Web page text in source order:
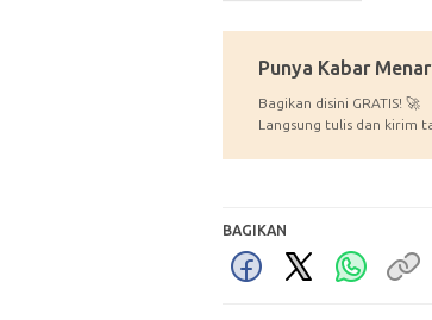
Punya Kabar
Bagikan disini GRATIS! 🚀
Langsung tulis dan kirim
BAGIKAN